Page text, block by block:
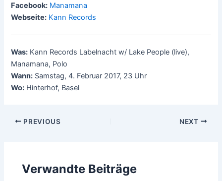
Facebook: Manamana
Webseite: Kann Records
Was: Kann Records Labelnacht w/ Lake People (live),
Manamana, Polo
Wann: Samstag, 4. Februar 2017, 23 Uhr
Wo: Hinterhof, Basel
Post
PREVIOUS NEXT
Verwandte Beiträge